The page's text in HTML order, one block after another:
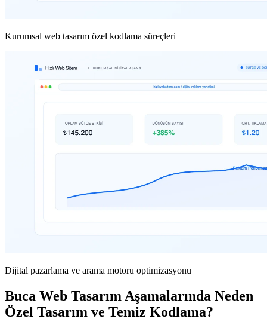
Kurumsal web tasarım özel kodlama süreçleri
Dijital pazarlama ve arama motoru optimizasyonu
Buca Web Tasarım Aşamalarında Neden
Özel Tasarım ve Temiz Kodlama?